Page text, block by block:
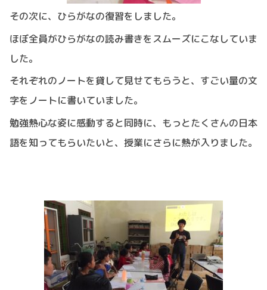
その次に、ひらがなの復習をしました。
ほぼ全員がひらがなの読み書きをスムーズにこなしていま
した。
それぞれのノートを貸して見せてもらうと、すごい量の文
字をノートに書いていました。
勉強熱心な姿に感動すると同時に、もっとたくさんの日本
語を知ってもらいたいと、授業にさらに熱が入りました。